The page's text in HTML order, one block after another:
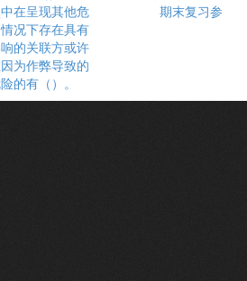
在呈现其他危
况下存在具有
的关联方或许
为作弊导致的
的有（）。
期末复习参